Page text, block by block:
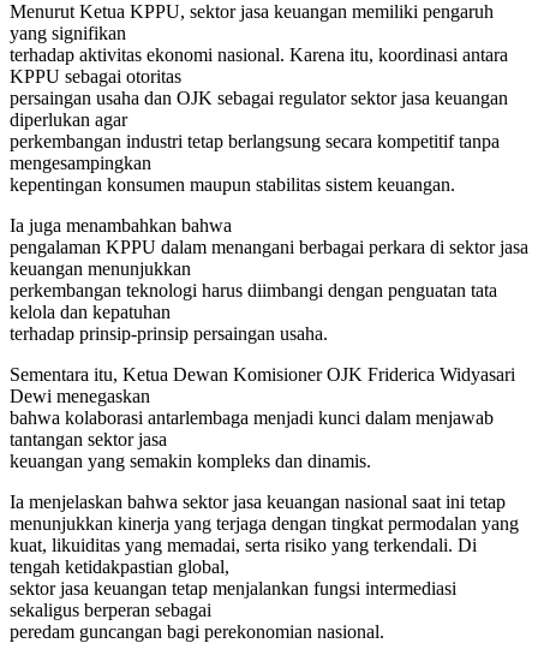
Menurut Ketua KPPU, sektor jasa keuangan memiliki pengaruh
yang signifikan
terhadap aktivitas ekonomi nasional. Karena itu, koordinasi antara
KPPU sebagai otoritas
persaingan usaha dan OJK sebagai regulator sektor jasa keuangan
diperlukan agar
perkembangan industri tetap berlangsung secara kompetitif tanpa
mengesampingkan
kepentingan konsumen maupun stabilitas sistem keuangan.
Ia juga menambahkan bahwa
pengalaman KPPU dalam menangani berbagai perkara di sektor jasa
keuangan menunjukkan
perkembangan teknologi harus diimbangi dengan penguatan tata
kelola dan kepatuhan
terhadap prinsip-prinsip persaingan usaha.
Sementara itu, Ketua Dewan Komisioner OJK Friderica Widyasari
Dewi menegaskan
bahwa kolaborasi antarlembaga menjadi kunci dalam menjawab
tantangan sektor jasa
keuangan yang semakin kompleks dan dinamis.
Ia menjelaskan bahwa sektor jasa keuangan nasional saat ini tetap
menunjukkan kinerja yang terjaga dengan tingkat permodalan yang
kuat, likuiditas yang memadai, serta risiko yang terkendali. Di
tengah ketidakpastian global,
sektor jasa keuangan tetap menjalankan fungsi intermediasi
sekaligus berperan sebagai
peredam guncangan bagi perekonomian nasional.